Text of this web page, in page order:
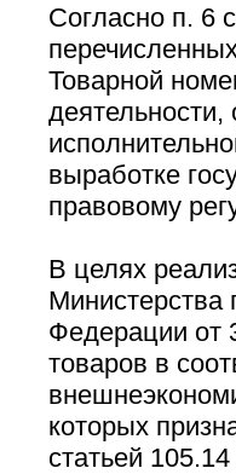
Согласно п. 6
Товарной
выработке
правовому
В целях
Министерства
Федерации от
товаров в
которых
статьей